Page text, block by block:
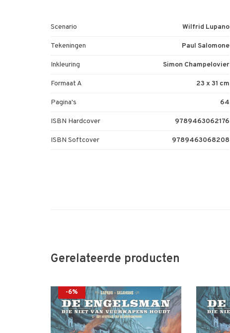
Scenario Wilfrid Lupano
Tekeningen Paul Salomone
Inkleuring Simon Champelovier
Formaat A 23 x 31 cm
Pagina's 64
ISBN Hardcover 9789463062176
ISBN Softcover 9789463068208
Gerelateerde producten
-6%